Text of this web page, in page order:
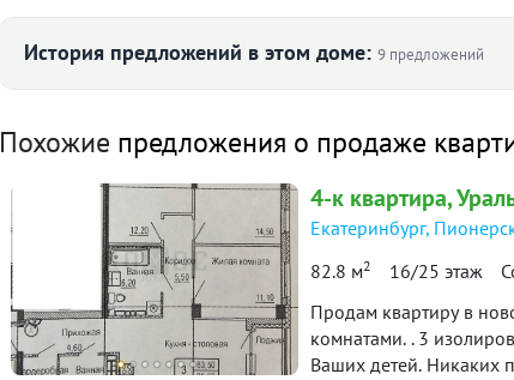
Развитая инфраструктура района.
В шаговой доступности, всё что «душе угодно».
Закрытая территория. Есть парковка "за шлагбаумом".
Один совершеннолетний собственник. Квартиру
гостиной 62 м2. отказавшись от кабинета.
Обременений нет.
ID объекта в нашей базе: 26171
лет
Ежемесячный платёж220 000 ₽
Расчёт по аннуитетной формуле и является ориентировочным. Точную ставку
История предложений в этом доме: 9 предложений
119 231
I пол. 2020 II пол. 2020
138 462
I пол. 2024 II
Похожие предложения о продаже
4-к квартира,
Екатеринбург,
82.8 м2 16/25 этаж
Продам квартиру в
комнатами. . 3 изолированные спальни — гарантия личного пространства для Вас и
Ваших детей. Никаких